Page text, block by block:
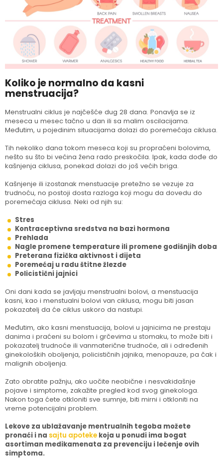
Koliko je normalno da kasni
menstruacija?
Menstrualni ciklus je najčešće dug 28 dana. Ponavlja se iz
meseca u mesec tačno u dan ili sa malim oscilacijama.
Međutim, u pojedinim situacijama dolazi do poremećaja ciklusa.
Tih nekoliko dana tokom meseca koji su propraćeni bolovima,
nešto su što bi većina žena rado preskočila. Ipak, kada dođe do
kašnjenja ciklusa, ponekad dolazi do još većih briga.
Kašnjenje ili izostanak menstuacije pretežno se vezuje za
trudnoću, no postoji dosta razloga koji mogu da dovedu do
poremećaja ciklusa. Neki od njih su:
Stres
Kontraceptivna sredstva na bazi hormona
Prehlada
Nagle promene temperature ili promene godišnjih doba
Preterana fizička aktivnost i dijeta
Poremećaj u radu štitne žlezde
Policistični jajnici
Oni dani kada se javljaju menstrualni bolovi, a menstuacija
kasni, kao i menstualni bolovi van ciklusa, mogu biti jasan
pokazatelj da će ciklus uskoro da nastupi.
Međutim, ako kasni menstuacija, bolovi u jajnicima ne prestaju
danima i praćeni su bolom i grčevima u stomaku, to može biti i
pokazatelj trudnoće ili vanmaterične trudnoće, ali i određenih
ginekoloških oboljenja, policističnih jajnika, menopauze, pa čak i
malignih oboljenja.
Zato obratite pažnju, ako uočite neobične i nesvakidašnje
pojave i simptome, zakažite pregled kod svog ginekologa.
Nakon toga ćete otkloniti sve sumnje, biti mirni i otkloniti na
vreme potencijalni problem.
Lekove za ublažavanje mentrualnih tegoba možete
pronaći i na sajtu apoteke koja u ponudi ima bogat
asortiman medikamenata za prevenciju i lečenje ovih
simptoma.